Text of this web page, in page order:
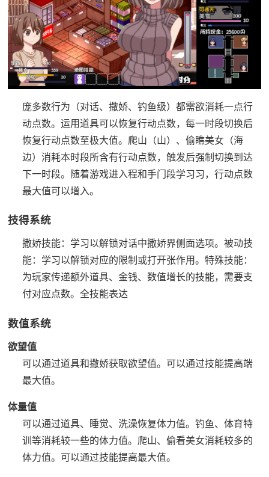
庞多数行为（对话、撒娇、钓鱼级）都需欲消耗一点行
动点数。 运用道具可以恢复行动点数，每一时段切换后
恢复行动点数至极大值。 爬山（山）、偷瞧美女（海
边）消耗本时段所含有行动点数，触发后强制切换到达
下一时段。 随着游戏进入程和手门段学习习，行动点数
最大值可以增入。
技得系统
撒娇技能：学习以解锁对话中撒娇界侧面选项。 被动技
能：学习以解锁对应的限制或打开张作用。 特殊技能：
为玩家传递额外道具、金钱、数值增长的技能，需要支
付对应点数。 全技能表达
数值系统
欲望值
可以通过道具和撒娇获取欲望值。 可以通过技能提高端
最大值。
体量值
可以通过道具、睡觉、洗澡恢复体力值。 钓鱼、体育特
训等消耗较一些的体力值。 爬山、偷看美女消耗较多的
体力值。 可以通过技能提高最大值。